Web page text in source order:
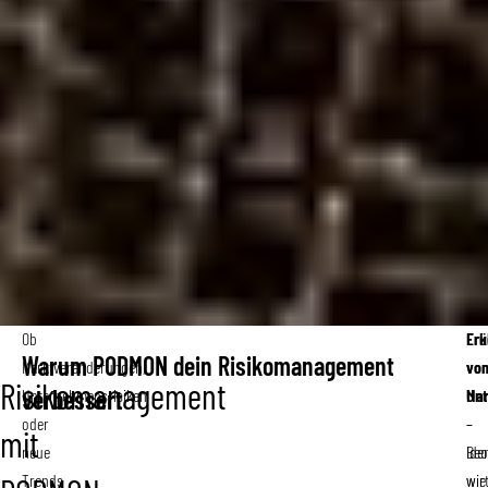
Risikomanagement
mit
Ob
Marktveränderungen,
Unternehmensrisiken
oder
neue
Trends
Warum PODMON dein Risikomanagement
verbessert
von
–
von
–
wie